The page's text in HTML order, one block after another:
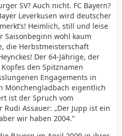
SV? Auch nicht. FC Bayern?
Leverkusen wird deutscher
Heimlich, still und leise
Saisonbeginn wohl kaum
die Herbstmeisterschaft
Der 64-Jährige, der
den Spitznamen
Engagements in
Mönchengladbach eigentlich
ist der Spruch vom
Assauer: „Der Jupp ist ein
wir haben 2004.“